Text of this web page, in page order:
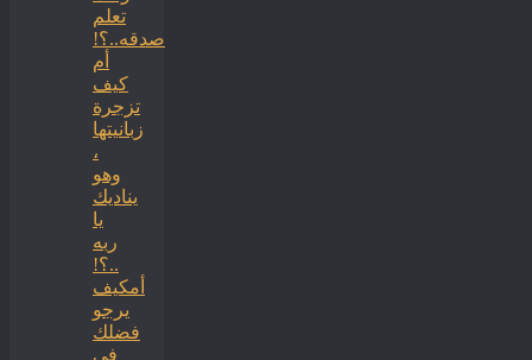
تعلم
صدقه..؟!
أم
كيف
تزجرة
زبانيتها
،
وهو
يناديك
يا
ربه
..؟!
أمكيف
يرجو
فضلك
في